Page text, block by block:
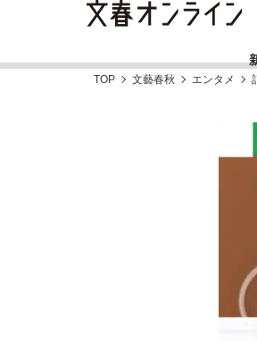
TOP 文藝春秋 エンタメ